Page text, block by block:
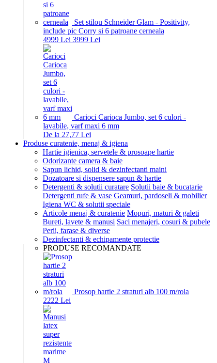
Set stilou Schneider Glam - Positivity,
include pic Corry si 6 patroane cerneala
4999 Lei 3999 Lei
Carioci Carioca Jumbo, set 6 culori -
lavabile, varf maxi 6 mm
De la 27,77 Lei
Produse curatenie, menaj & igiena
Hartie igienica, servetele & prosoape hartie
Odorizante camera & baie
Sapun lichid, solid & dezinfectanti maini
Dozatoare si dispensere sapun & hartie
Detergenti & solutii curatare Solutii baie & bucatarie
Detergenti rufe & vase Geamuri, pardoseli & mobilier
Igiena WC & solutii speciale
Articole menaj & curatenie Mopuri, maturi & galeti
Bureti, lavete & manusi Saci menajeri, cosuri & pubele
Perii, farase & diverse
Dezinfectanti & echipamente protectie
PRODUSE RECOMANDATE
Prosop hartie 2 straturi alb 100 m/rola
2222 Lei